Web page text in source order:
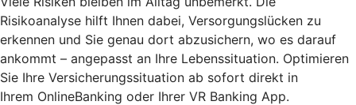
Risikoanalyse hilft Ihnen dabei, Versorgungslücken zu
erkennen und Sie genau dort abzusichern, wo es darauf
ankommt – angepasst an Ihre Lebenssituation. Optimieren
Sie Ihre Versicherungssituation ab sofort direkt in
Ihrem OnlineBanking oder Ihrer VR Banking App.